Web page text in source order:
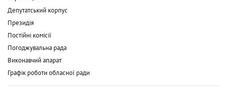
Депутатський корпус
Президія
Постійні комісії
Погоджувальна рада
Виконавчий апарат
Графік роботи обласної ради